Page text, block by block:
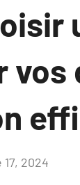
vos
2024